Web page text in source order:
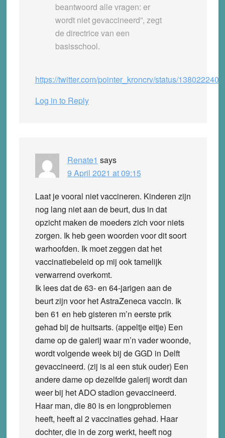
beantwoord alle vragen: er
wordt niet gevaccineerd”, zegt
de directrice van een
basisschool.
https://twitter.com/pointer_kroncrv/status/
Log in to Reply
Renate1 says
9 April 2021 at 09:15
Laat je vooral niet vaccineren. Kinderen zijn
nog lang niet aan de beurt, dus in dat
opzicht maken de moeders zich voor niets
zorgen. Ik heb geen woorden voor dit soort
warhoofden. Ik moet zeggen dat het
vaccinatiebeleid op mij ook tamelijk
verwarrend overkomt.
Ik lees dat de 63- en 64-jarigen aan de
beurt zijn voor het AstraZeneca vaccin. Ik
ben 61 en heb gisteren m’n eerste prik
gehad bij de huitsarts. (appeltje eitje) Een
dame op de galerij waar m’n vader woonde,
wordt volgende week bij de GGD in Delft
gevaccineerd. (zij is al een stuk ouder) Een
andere dame op dezelfde galerij wordt dan
weer bij het ADO stadion gevaccineerd.
Haar man, die 80 is en longproblemen
heeft, heeft al 2 vaccinaties gehad. Haar
dochter, die in de zorg werkt, heeft nog